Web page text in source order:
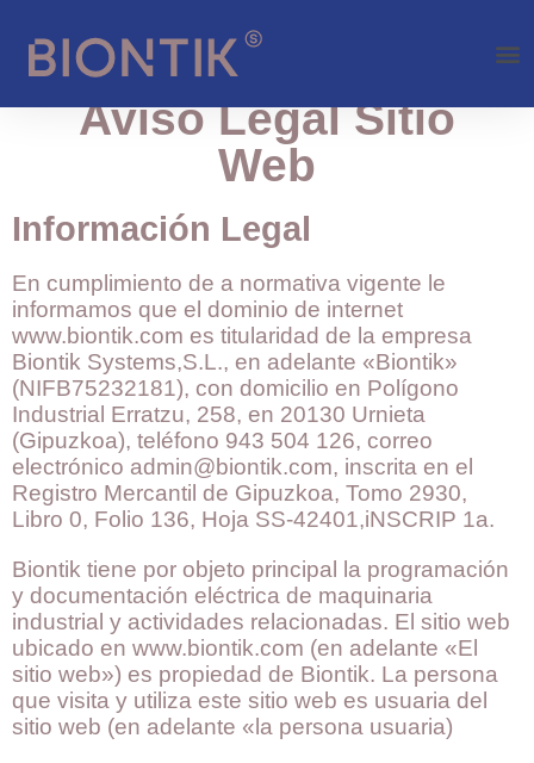
Aviso Legal Sitio
Web
Información Legal
En cumplimiento de a normativa vigente le
informamos que el dominio de internet
www.biontik.com es titularidad de la empresa
Biontik Systems,S.L., en adelante «Biontik»
(NIFB75232181), con domicilio en Polígono
Industrial Erratzu, 258, en 20130 Urnieta
(Gipuzkoa), teléfono 943 504 126, correo
electrónico admin@biontik.com, inscrita en el
Registro Mercantil de Gipuzkoa, Tomo 2930,
Libro 0, Folio 136, Hoja SS-42401,iNSCRIP 1a.
Biontik tiene por objeto principal la programación
y documentación eléctrica de maquinaria
industrial y actividades relacionadas. El sitio web
ubicado en www.biontik.com (en adelante «El
sitio web») es propiedad de Biontik. La persona
que visita y utiliza este sitio web es usuaria del
sitio web (en adelante «la persona usuaria)